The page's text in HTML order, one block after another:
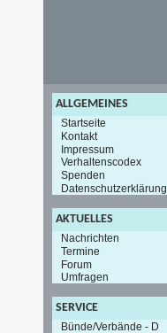
ALLGEMEINES
Startseite
Kontakt
Impressum
Verhaltenscodex
Spenden
Datenschutzerklärung
AKTUELLES
Nachrichten
Termine
Forum
Umfragen
SERVICE
Bünde/Verbände - D